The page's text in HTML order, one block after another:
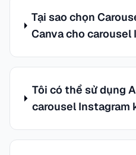
Tại sao chọn
Canva cho carousel
Tôi có thể sử dụng
carousel Instagram